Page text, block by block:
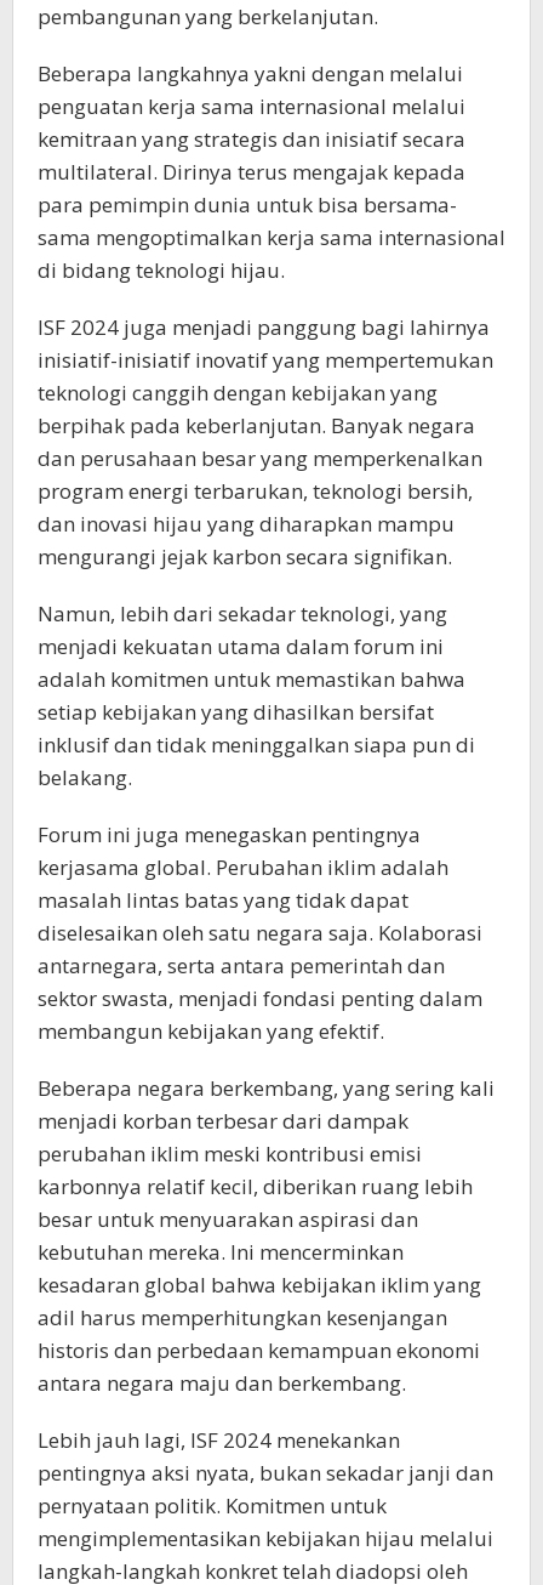
pembangunan yang berkelanjutan.
Beberapa langkahnya yakni dengan melalui
penguatan kerja sama internasional melalui
kemitraan yang strategis dan inisiatif secara
multilateral. Dirinya terus mengajak kepada
para pemimpin dunia untuk bisa bersama-
sama mengoptimalkan kerja sama internasional
di bidang teknologi hijau.
ISF 2024 juga menjadi panggung bagi lahirnya
inisiatif-inisiatif inovatif yang mempertemukan
teknologi canggih dengan kebijakan yang
berpihak pada keberlanjutan. Banyak negara
dan perusahaan besar yang memperkenalkan
program energi terbarukan, teknologi bersih,
dan inovasi hijau yang diharapkan mampu
mengurangi jejak karbon secara signifikan.
Namun, lebih dari sekadar teknologi, yang
menjadi kekuatan utama dalam forum ini
adalah komitmen untuk memastikan bahwa
setiap kebijakan yang dihasilkan bersifat
inklusif dan tidak meninggalkan siapa pun di
belakang.
Forum ini juga menegaskan pentingnya
kerjasama global. Perubahan iklim adalah
masalah lintas batas yang tidak dapat
diselesaikan oleh satu negara saja. Kolaborasi
antarnegara, serta antara pemerintah dan
sektor swasta, menjadi fondasi penting dalam
membangun kebijakan yang efektif.
Beberapa negara berkembang, yang sering kali
menjadi korban terbesar dari dampak
perubahan iklim meski kontribusi emisi
karbonnya relatif kecil, diberikan ruang lebih
besar untuk menyuarakan aspirasi dan
kebutuhan mereka. Ini mencerminkan
kesadaran global bahwa kebijakan iklim yang
adil harus memperhitungkan kesenjangan
historis dan perbedaan kemampuan ekonomi
antara negara maju dan berkembang.
Lebih jauh lagi, ISF 2024 menekankan
pentingnya aksi nyata, bukan sekadar janji dan
pernyataan politik. Komitmen untuk
mengimplementasikan kebijakan hijau melalui
langkah-langkah konkret telah diadopsi oleh